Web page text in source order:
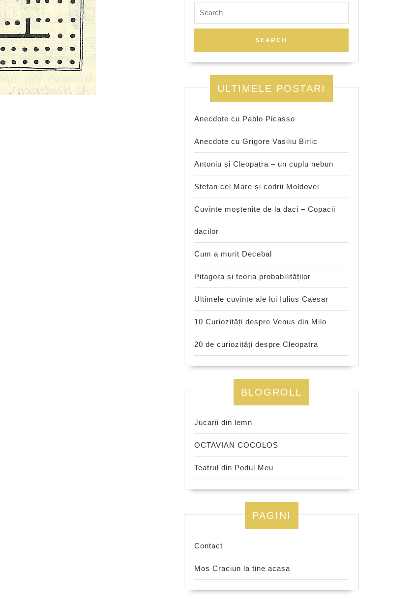
for:
ULTIMELE POSTARI
Anecdote cu Pablo Picasso
Anecdote cu Grigore Vasiliu Birlic
Antoniu și Cleopatra – un cuplu nebun
Ștefan cel Mare și codrii Moldovei
Cuvinte moștenite de la daci – Copacii
dacilor
Cum a murit Decebal
Pitagora și teoria probabilităților
Ultimele cuvinte ale lui Iulius Caesar
10 Curiozități despre Venus din Milo
20 de curiozități despre Cleopatra
BLOGROLL
Jucarii din lemn
OCTAVIAN COCOLOS
Teatrul din Podul Meu
PAGINI
Contact
Mos Craciun la tine acasa